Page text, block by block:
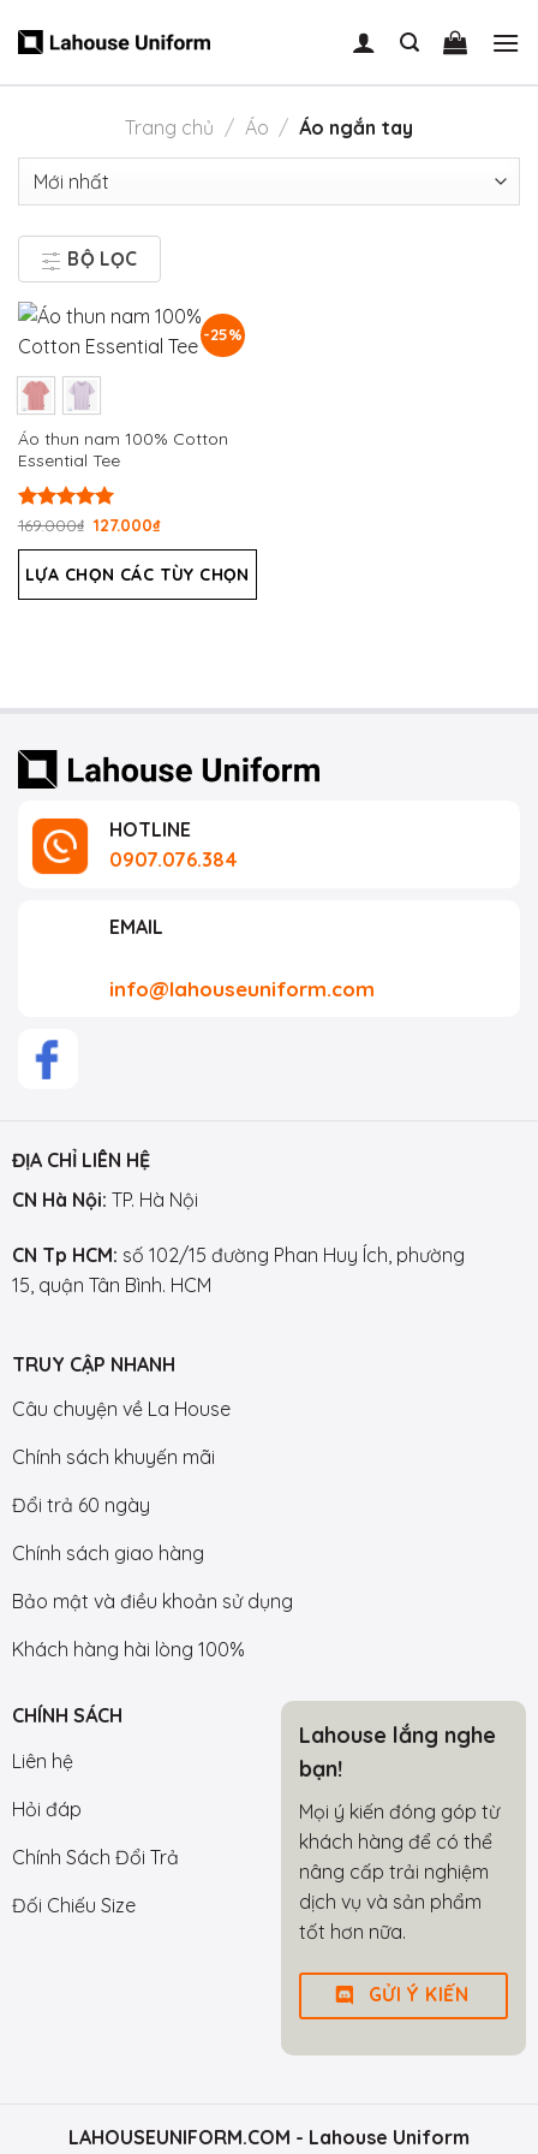
Trang chủ / Áo / Áo ngắn tay
BỘ LỌC
-25%
Áo thun nam 100% Cotton
Essential Tee
Được xếp
5 sao
169.000₫ 127.000₫
LỰA CHỌN CÁC TÙY CHỌN
HOTLINE
0907.076.384
EMAIL
info@lahouseuniform.com
ĐỊA CHỈ LIÊN HỆ
CN Hà Nội: TP. Hà Nội
CN Tp HCM: số 102/15 đường Phan Huy Ích, phường
15, quận Tân Bình. HCM
TRUY CẬP NHANH
Câu chuyện về La House
Chính sách khuyến mãi
Đổi trả 60 ngày
Chính sách giao hàng
Bảo mật và điều khoản sử dụng
Khách hàng hài lòng 100%
CHÍNH SÁCH
Liên hệ
Hỏi đáp
Chính Sách Đổi Trả
Đối Chiếu Size
Lahouse lắng nghe
bạn!
Mọi ý kiến đóng góp từ
khách hàng để có thể
nâng cấp trải nghiệm
dịch vụ và sản phẩm
tốt hơn nữa.
GỬI Ý KIẾN
LAHOUSEUNIFORM.COM - Lahouse Uniform